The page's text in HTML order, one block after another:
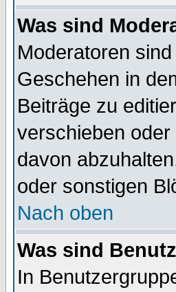
Was sind
Moderatoren
Geschehen in
Beiträge zu
verschieben
davon
oder sonstigen
Nach oben
Was sind
In